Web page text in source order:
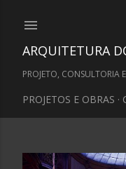
ARQUITETURA
PROJETO, CONSULTORIA
PROJETOS E OBRAS